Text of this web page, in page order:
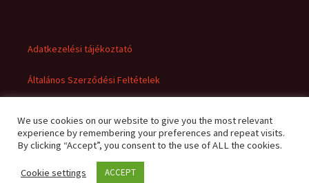
Adatkezelési tájékoztató
Általános Szerződési Feltételek
Adatkezelési tájékoztató
We use cookies on our website to give you the most relevant
experience by remembering your preferences and repeat visits.
By clicking “Accept”, you consent to the use of ALL the cookies.
Cookie settings ACCEPT